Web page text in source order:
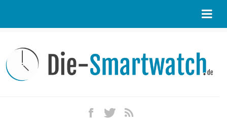
Kontakt / Tipp geben
Impressum